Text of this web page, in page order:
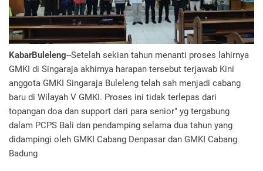
KabarBuleleng--Setelah sekian tahun menanti proses lahirnya
GMKI di Singaraja akhirnya harapan tersebut terjawab Kini
anggota GMKI Singaraja Buleleng telah sah menjadi cabang
baru di Wilayah V GMKI. Proses ini tidak terlepas dari
topangan doa dan support dari para senior" yg tergabung
dalam PCPS Bali dan pendamping selama dua tahun yang
didampingi oleh GMKI Cabang Denpasar dan GMKI Cabang
Badung